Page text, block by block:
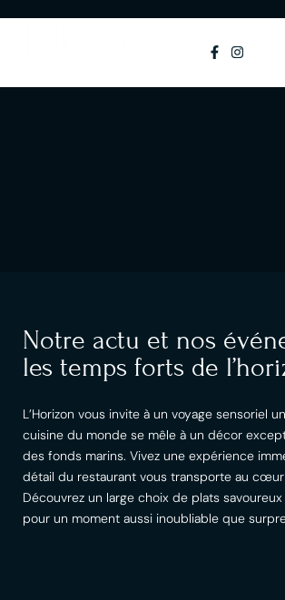
principal
Notre actu et nos
les temps forts de
L’Horizon vous invite à un voyage sensoriel
cuisine du monde se mêle à un décor
des fonds marins. Vivez une expérience
détail du restaurant vous transporte au cœur
Découvrez un large choix de plats
pour un moment aussi inoubliable que